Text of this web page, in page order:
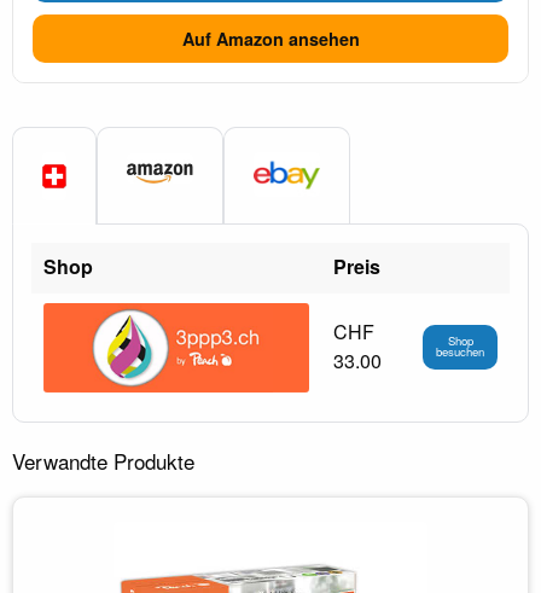
Auf Amazon ansehen
Shop Preis
CHF
33.00
Shop
besuchen
Verwandte Produkte